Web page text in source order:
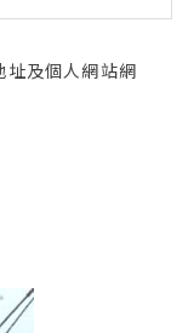
址及個人網站網